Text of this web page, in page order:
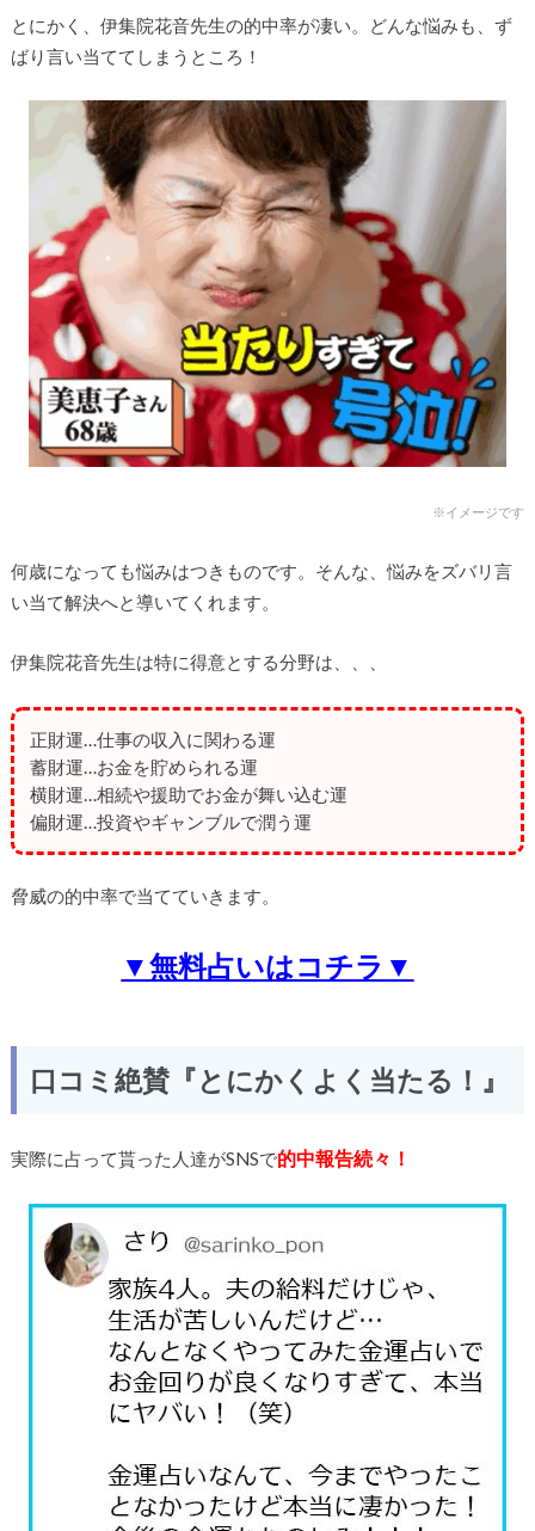
とにかく、伊集院花音先生の的中率が凄い。どんな悩みも、ず
ばり言い当ててしまうところ！
※イメージです
何歳になっても悩みはつきものです。そんな、悩みをズバリ言
い当て解決へと導いてくれます。
伊集院花音先生は特に得意とする分野は、、、
正財運…仕事の収入に関わる運
蓄財運…お金を貯められる運
横財運…相続や援助でお金が舞い込む運
偏財運…投資やギャンブルで潤う運
脅威の的中率で当てていきます。
▼無料占いはコチラ▼
口コミ絶賛『とにかくよく当たる！』
実際に占って貰った人達がSNSで的中報告続々！